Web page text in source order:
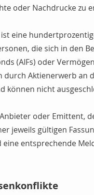
oder Nachdrucke zu
ist eine
die sich in den
(AIFs) oder
durch Aktienerwerb an
können nicht
oder Emittent,
jeweils gültigen
entsprechende